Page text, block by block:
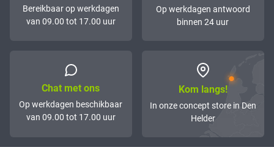
Bereikbaar op werkdagen
van 09.00 tot 17.00 uur
Op werkdagen antwoord
binnen 24 uur
Chat met ons
Op werkdagen beschikbaar
van 09.00 tot 17.00 uur
Kom langs!
In onze concept store in Den
Helder